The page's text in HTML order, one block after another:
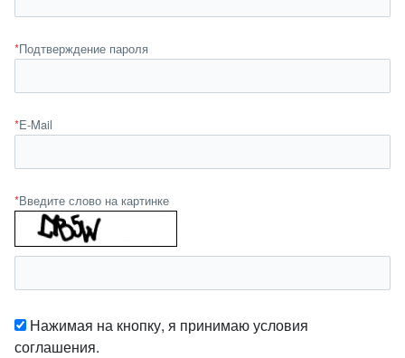
*Подтверждение пароля
*E-Mail
*Введите слово на картинке
Нажимая на кнопку, я принимаю условия
соглашения.